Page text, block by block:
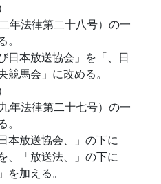
年法律第二十八号）の一
日本放送協会」を「、日
馬会」に改める。
年法律第二十七号）の一
本放送協会、」の下に
、「放送法、」の下に
を加える。